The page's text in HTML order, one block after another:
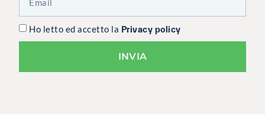
Ho letto ed accetto la Privacy policy
INVIA